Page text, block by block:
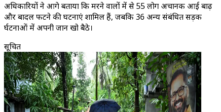
अधिकारियों ने आगे बताया कि मरने वालों में से 55 लोग अचानक आई बाढ़
और बादल फटने की घटनाएं शामिल हैं, जबकि 36 अन्य संबंधित सड़क
दुर्घटनाओं में अपनी जान खो बैठे।
सूचित